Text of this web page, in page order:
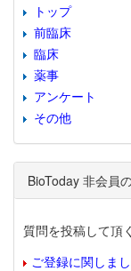
トップ
前臨床
臨床
薬事
アンケート
その他
BioToday 非会員
質問を投稿して頂
ご登録に関しま